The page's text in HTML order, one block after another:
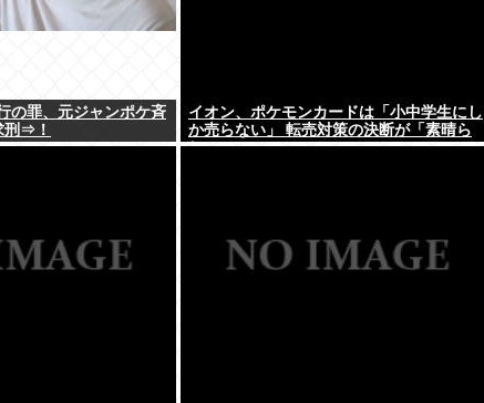
の罪、元ジャンポケ斉
刑⇒！
イオン、ポケモンカードは「小中学生にし
か売らない」 転売対策の決断が「素晴ら
しい」